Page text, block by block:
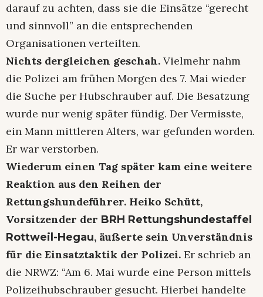
darauf zu achten, dass sie die Einsätze “gerecht
und sinnvoll” an die entsprechenden
Organisationen verteilten.
Nichts dergleichen geschah. Vielmehr nahm
die Polizei am frühen Morgen des 7. Mai wieder
die Suche per Hubschrauber auf. Die Besatzung
wurde nur wenig später fündig. Der Vermisste,
ein Mann mittleren Alters, war gefunden worden.
Er war verstorben.
Wiederum einen Tag später kam eine weitere
Reaktion aus den Reihen der
Rettungshundeführer. Heiko Schütt,
Vorsitzender der BRH Rettungshundestaffel
Rottweil-Hegau, äußerte sein Unverständnis
für die Einsatztaktik der Polizei. Er schrieb an
die NRWZ: “Am 6. Mai wurde eine Person mittels
Polizeihubschrauber gesucht. Hierbei handelte